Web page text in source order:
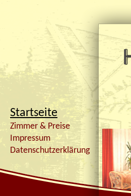
Startseite
Zimmer & Preise
Impressum
Datenschutzerklärung